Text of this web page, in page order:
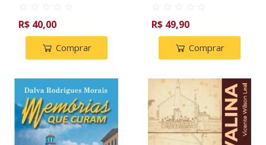
R$ 40,00
Comprar
R$ 49,90
Comprar